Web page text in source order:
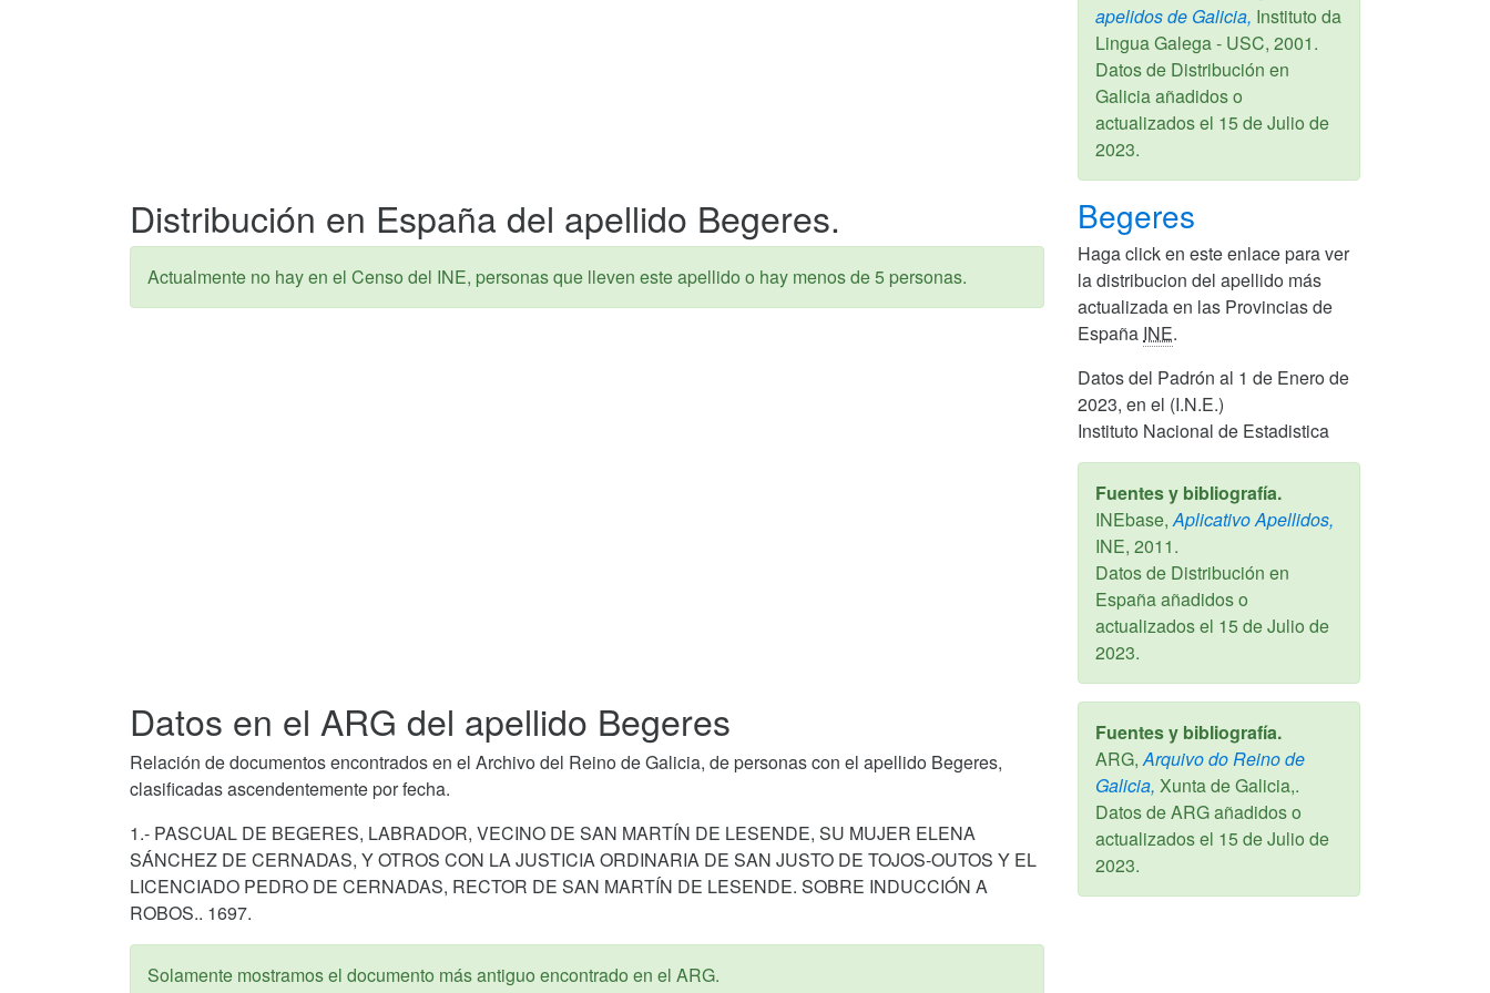
apelidos de Galicia, Instituto da
Lingua Galega - USC, 2001.
Datos de Distribución en
Galicia añadidos o
actualizados el 15 de Julio de
2023.
Distribución en España del apellido Begeres.
Actualmente no hay en el Censo del INE, personas que lleven este apellido o hay menos de 5 personas.
Begeres
Haga click en este enlace para ver
la distribucion del apellido más
actualizada en las Provincias de
España INE.
Datos del Padrón al 1 de Enero de
2023, en el (I.N.E.)
Instituto Nacional de Estadistica
Fuentes y bibliografía.
INEbase, Aplicativo Apellidos,
INE, 2011.
Datos de Distribución en
España añadidos o
actualizados el 15 de Julio de
2023.
Datos en el ARG del apellido Begeres
Relación de documentos encontrados en el Archivo del Reino de Galicia, de personas con el apellido Begeres,
clasificadas ascendentemente por fecha.
1.- PASCUAL DE BEGERES, LABRADOR, VECINO DE SAN MARTÍN DE LESENDE, SU MUJER ELENA
SÁNCHEZ DE CERNADAS, Y OTROS CON LA JUSTICIA ORDINARIA DE SAN JUSTO DE TOJOS-OUTOS Y EL
LICENCIADO PEDRO DE CERNADAS, RECTOR DE SAN MARTÍN DE LESENDE. SOBRE INDUCCIÓN A
ROBOS.. 1697.
Solamente mostramos el documento más antiguo encontrado en el ARG.
Fuentes y bibliografía.
ARG, Arquivo do Reino de
Galicia, Xunta de Galicia,.
Datos de ARG añadidos o
actualizados el 15 de Julio de
2023.